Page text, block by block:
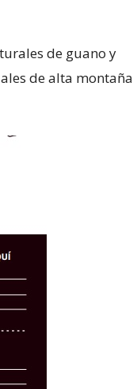
de guano y
de alta montaña